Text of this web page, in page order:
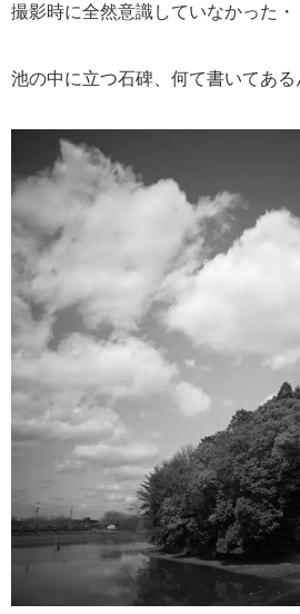
撮影時に全然意識していなかった
池の中に立つ石碑、何て書いてある